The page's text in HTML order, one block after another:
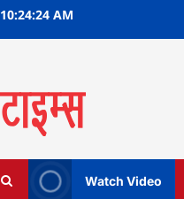
10:24:25 AM
Watch Video